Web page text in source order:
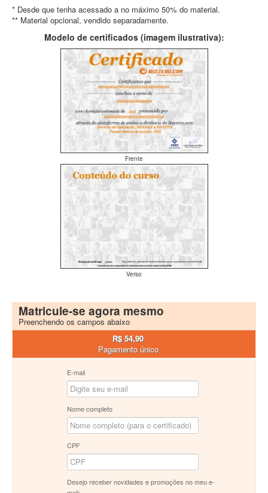
* Desde que tenha acessado a no máximo 50% do material.
** Material opcional, vendido separadamente.
Modelo de certificados (imagem ilustrativa):
Frente
Verso
Matricule-se agora mesmo
Preenchendo os campos abaixo
R$ 54,90
Pagamento único
E-mail
Nome completo
CPF
Desejo receber novidades e promoções no meu e-